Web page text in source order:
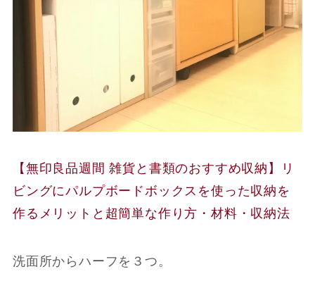
【無印良品週間 雑貨と書類のおすすめ収納】リ
ビングにパルプボードボックスを使った収納を
作るメリットと超簡単な作り方・材料・収納法
洗面所からハーフを３つ。